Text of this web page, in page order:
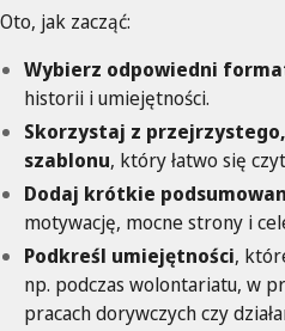
Oto, jak zacząć:
Wybierz odpowiedni
historii i umiejętności.
Skorzystaj z
szablonu, który łatwo się
Dodaj krótkie
motywację, mocne strony i
Podkreśl umiejętności,
np. podczas wolontariatu, w
pracach dorywczych czy